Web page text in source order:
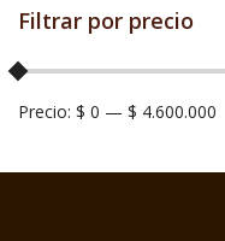
Filtrar por precio
Precio: $ 0 — $ 4.600.000